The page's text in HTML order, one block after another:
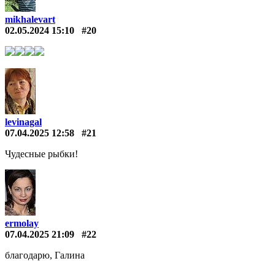
mikhalevart
02.05.2024 15:10
#20
levinagal
07.04.2025 12:58
#21
Чудесные рыбки!
ermolay
07.04.2025 21:09
#22
благодарю, Галина